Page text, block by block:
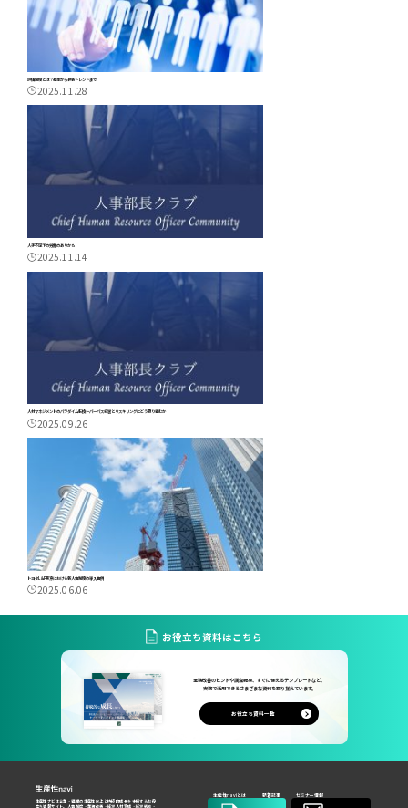
評価制度とは？基本から最新トレンドまで
2025.11.28
人手不足下の労働のありかた
2025.11.14
人材マネジメントのパラダイム転換～パーパス経営とリスキリングにどう取り組むか
2025.09.26
トヨタL＆F東京における新人事制度の導入事例
2025.06.06
お役立ち資料はこちら
業務改善のヒントや調査結果、すぐに使えるテンプレートなど、
実務で活用できるさまざまな資料を取り揃えています。
お役立ち資料一覧
生産性ナビは企業・組織の生産性向上と持続的成長を支援するお役
立ち情報サイト。人事制度・業務改善・経営人材育成・経営戦略・
生産性naviとは 新着記事 セミナー情報